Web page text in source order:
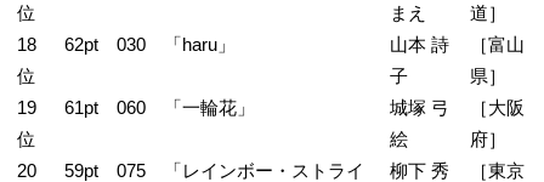
位
まえ
道］
18
位
62pt 030 「haru」
山本 詩
子
［富山
県］
19
位
61pt 060 「一輪花」
城塚 弓
絵
［大阪
府］
20
59pt 075
「レインボー・ストライ
柳下 秀
［東京